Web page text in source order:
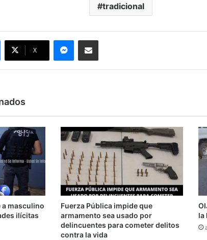
tradicional
X
MessengerCompartir por correo electrónico
a masculino
ilícitas
Fuerza Pública impide que
armamento sea usado por
delincuentes para cometer delitos
contra la vida
la